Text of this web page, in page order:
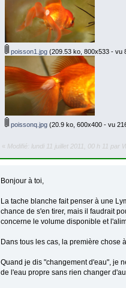
poisson1.jpg (209.53 ko, 800x533 - vu
poissonq.jpg (20.9 ko, 600x400 - vu
« Modifié: lundi 11 juillet 2011, 00 h 11 par
Bonjour à toi,
La tache blanche fait penser à une
chance de s'en tirer, mais il faudrait
concerne le volume disponible et
Dans tous les cas, la première chose
Quand je dis "changement d'eau", je
de l'eau propre sans rien changer